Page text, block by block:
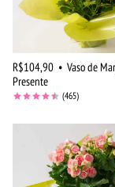
R$104,90 • Vaso de
Presente
(465)